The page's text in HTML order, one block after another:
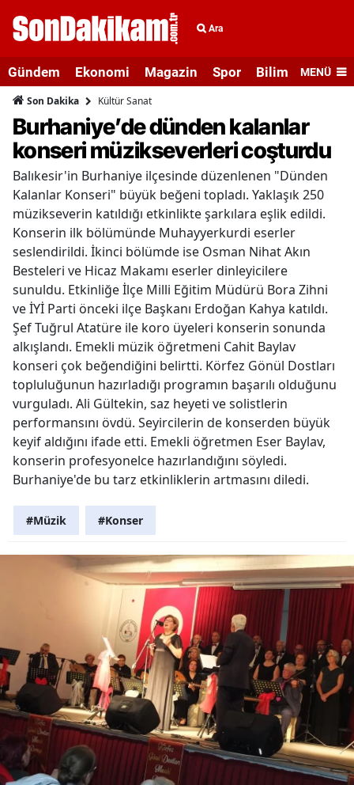
Ara
Gündem Ekonomi Magazin Spor Bilim veMENÜ
Son Dakika Kültür Sanat
Burhaniye’de dünden kalanlar
konseri müzikseverleri coşturdu
Balıkesir'in Burhaniye ilçesinde düzenlenen "Dünden
Kalanlar Konseri" büyük beğeni topladı. Yaklaşık 250
müzikseverin katıldığı etkinlikte şarkılara eşlik edildi.
Konserin ilk bölümünde Muhayyerkurdi eserler
seslendirildi. İkinci bölümde ise Osman Nihat Akın
Besteleri ve Hicaz Makamı eserler dinleyicilere
sunuldu. Etkinliğe İlçe Milli Eğitim Müdürü Bora Zihni
ve İYİ Parti önceki ilçe Başkanı Erdoğan Kahya katıldı.
Şef Tuğrul Atatüre ile koro üyeleri konserin sonunda
alkışlandı. Emekli müzik öğretmeni Cahit Baylav
konseri çok beğendiğini belirtti. Körfez Gönül Dostları
topluluğunun hazırladığı programın başarılı olduğunu
vurguladı. Ali Gültekin, saz heyeti ve solistlerin
performansını övdü. Seyircilerin de konserden büyük
keyif aldığını ifade etti. Emekli öğretmen Eser Baylav,
konserin profesyonelce hazırlandığını söyledi.
Burhaniye'de bu tarz etkinliklerin artmasını diledi.
#Müzik #Konser